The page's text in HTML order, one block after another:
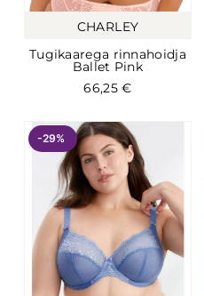
CHARLEY
Tugikaarega rinnahoidja
Ballet Pink
66,25€
-29%